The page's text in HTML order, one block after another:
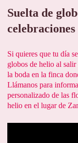
Suelta de
celebraciones
Si quieres que tu día
globos de helio al
la boda en la finca
Llámanos para
personalizado de las
helio en el lugar de